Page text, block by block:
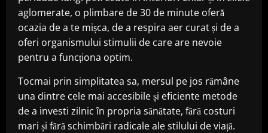
aglomerate, o plimbare de 30 de minute oferă
ocazia de a te mișca, de a respira aer curat și de a
oferi organismului stimulii de care are nevoie
pentru a funcționa optim.
Tocmai prin simplitatea sa, mersul pe jos rămâne
una dintre cele mai accesibile și eficiente metode
de a investi zilnic în propria sănătate, fără costuri
mari și fără schimbări radicale ale stilului de viață.